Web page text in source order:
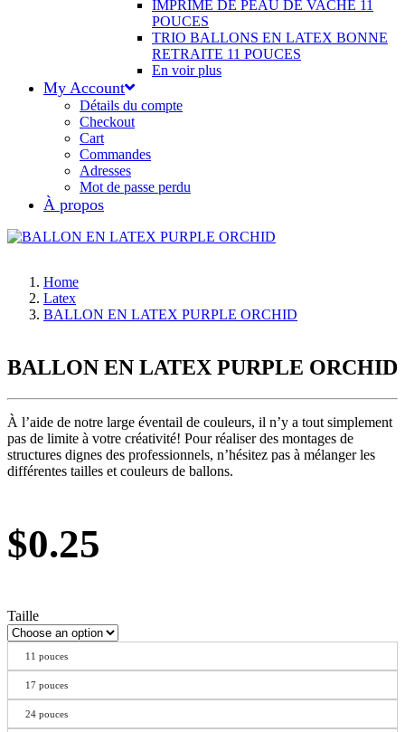
IMPRIMÉ DE PEAU DE VACHE 11
POUCES
TRIO BALLONS EN LATEX BONNE
RETRAITE 11 POUCES
En voir plus
My Account
Détails du compte
Checkout
Cart
Commandes
Adresses
Mot de passe perdu
À propos
Home
Latex
BALLON EN LATEX PURPLE ORCHID
BALLON EN LATEX PURPLE ORCHID
À l’aide de notre large éventail de couleurs, il n’y a tout simplement
pas de limite à votre créativité! Pour réaliser des montages de
structures dignes des professionnels, n’hésitez pas à mélanger les
différentes tailles et couleurs de ballons.
$0.25
Taille
11 pouces
17 pouces
24 pouces